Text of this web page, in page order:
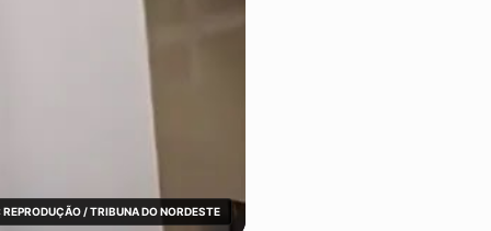
/ TRIBUNA DO NORDESTE